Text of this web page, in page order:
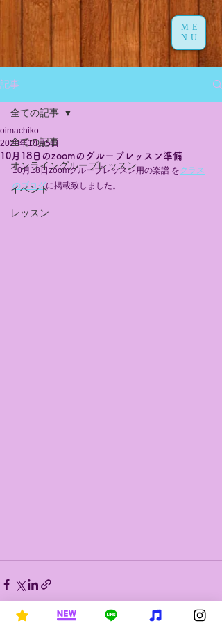
ME
NU
記事
全ての記事
オンライングループレッスン
イベント
レッスン
全ての記事
10月18日のzoomのグループレッスン準備
oimachiko
2020年10月5日
10月18日zoomグループレッスン用の楽譜 をクラス
のブログに掲載致しました。